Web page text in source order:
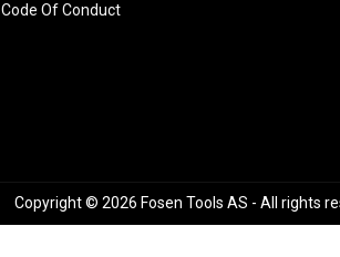
Code Of Conduct
Copyright © 2026 Fosen Tools AS - All rights